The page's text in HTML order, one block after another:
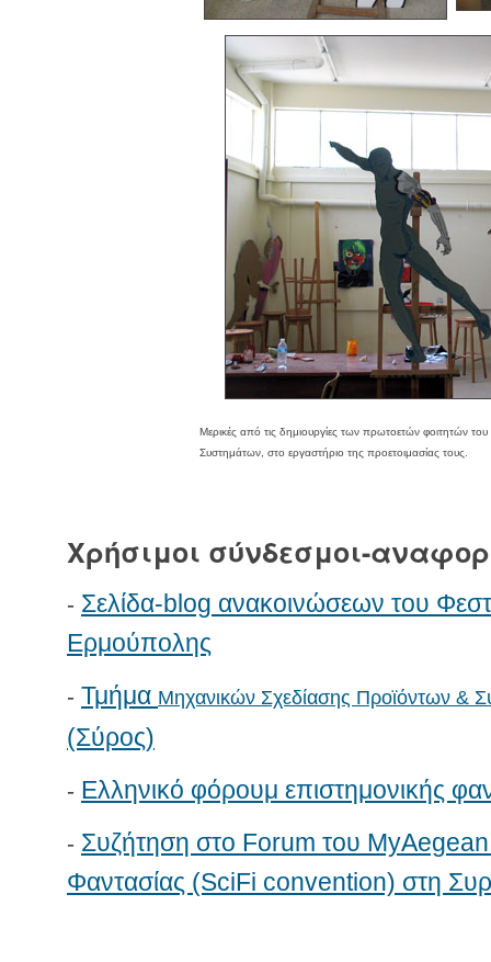
Μερικές από τις δημιουργίες των πρωτοετών φοιτητών
Συστημάτων, στο εργαστήριο της προετοιμασίας τους.
Χρήσιμοι σύνδεσμοι-
- Σελίδα-blog ανακοινώσεων του
Ερμούπολης
- Τμήμα Μηχανικών Σχεδίασης Προϊόντων &
(Σύρος)
- Ελληνικό φόρουμ επιστημονικής
- Συζήτηση στο Forum του
Φαντασίας (SciFi convention) στη